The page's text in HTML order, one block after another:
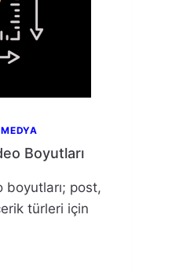
Boyutları
boyutları; post,
türleri için